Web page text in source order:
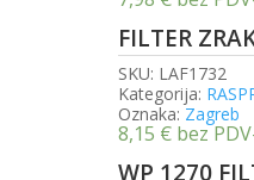
FILTER
SKU: LAF1732
Kategorija:
Oznaka: Zagreb
8,15 € bez
WP 1270